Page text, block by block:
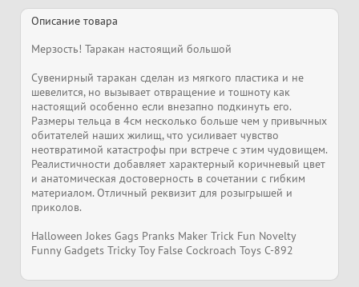
Описание товара
Мерзость! Таракан настоящий большой
Сувенирный таракан сделан из мягкого пластика и не
шевелится, но вызывает отвращение и тошноту как
настоящий особенно если внезапно подкинуть его.
Размеры тельца в 4см несколько больше чем у привычных
обитателей наших жилищ, что усиливает чувство
неотвратимой катастрофы при встрече с этим чудовищем.
Реалистичности добавляет характерный коричневый цвет
и анатомическая достоверность в сочетании с гибким
материалом. Отличный реквизит для розыгрышей и
приколов.
Halloween Jokes Gags Pranks Maker Trick Fun Novelty
Funny Gadgets Tricky Toy False Cockroach Toys C-892